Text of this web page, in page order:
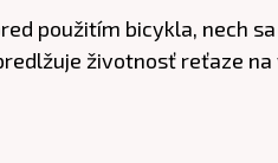
použitím bicykla, nech
životnosť reťaze